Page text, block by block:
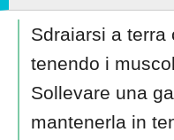
Sdraiarsi a terra
tenendo i
Sollevare una
mantenerla in